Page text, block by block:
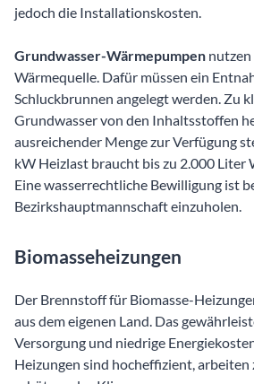
jedoch die Installationskosten.
Grundwasser-Wärmepumpen nutzen
Wärmequelle. Dafür müssen ein
Schluckbrunnen angelegt werden. Zu
Grundwasser von den Inhaltsstoffen
ausreichender Menge zur Verfügung
kW Heizlast braucht bis zu 2.000 Liter
Eine wasserrechtliche Bewilligung ist
Bezirkshauptmannschaft einzuholen.
Biomasseheizungen
Der Brennstoff für Biomasse-
aus dem eigenen Land. Das
Versorgung und niedrige
Heizungen sind hocheffizient, arbeiten